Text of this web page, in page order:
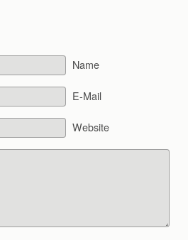
Name
E-Mail
Website